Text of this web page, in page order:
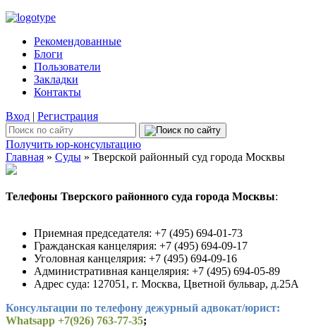
Рекомендованные
Блоги
Пользователи
Закладки
Контакты
Вход | Регистрация
Получить юр-консультацию
Главная » Суды » Тверской районный суд города Москвы
Телефоны Тверского районного суда города Москвы:
Приемная председателя: +7 (495) 694-01-73
Гражданская канцелярия: +7 (495) 694-09-17
Уголовная канцелярия: +7 (495) 694-09-16
Административная канцелярия: +7 (495) 694-05-89
Адрес суда: 127051, г. Москва, Цветной бульвар, д.25А
Консультации по телефону дежурный адвокат/юрист:
Whatsapp +7(926) 763-77-35;